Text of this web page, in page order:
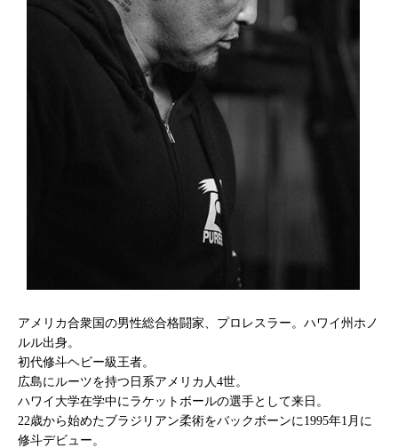
アメリカ合衆国の男性総合格闘家、プロレスラー。ハワイ州ホノ
ルル出身。
初代修斗ヘビー級王者。
広島にルーツを持つ日系アメリカ人4世。
ハワイ大学在学中にラケットボールの選手として来日。
22歳から始めたブラジリアン柔術をバックボーンに1995年1月に
修斗デビュー。